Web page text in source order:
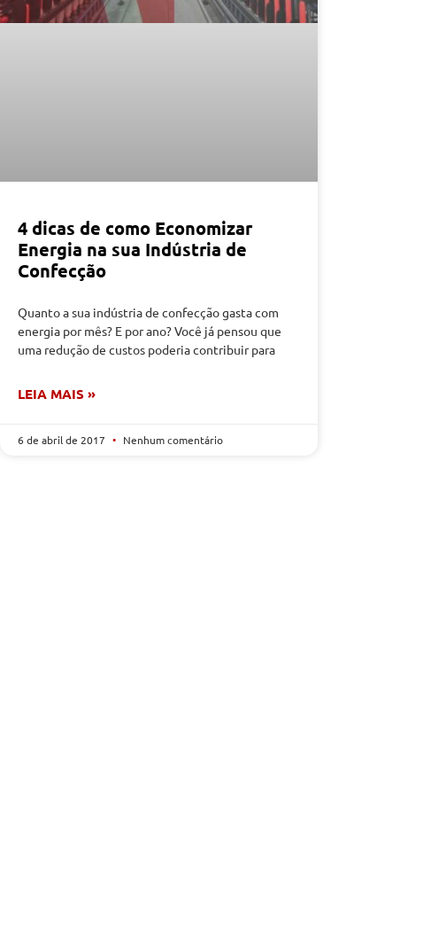
4 dicas de como Economizar
Energia na sua Indústria de
Confecção
Quanto a sua indústria de confecção gasta com
energia por mês? E por ano? Você já pensou que
uma redução de custos poderia contribuir para
LEIA MAIS »
6 de abril de 2017 Nenhum comentário